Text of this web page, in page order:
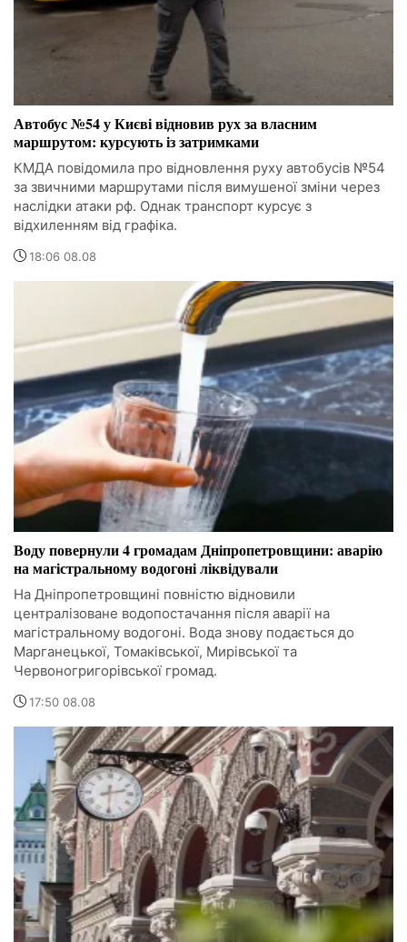
Автобус №54 у Києві відновив рух за власним
маршрутом: курсують із затримками
КМДА повідомила про відновлення руху автобусів №54
за звичними маршрутами після вимушеної зміни через
наслідки атаки рф. Однак транспорт курсує з
відхиленням від графіка.
18:06 08.08
Воду повернули 4 громадам Дніпропетровщини: аварію
на магістральному водогоні ліквідували
На Дніпропетровщині повністю відновили
централізоване водопостачання після аварії на
магістральному водогоні. Вода знову подається до
Марганецької, Томаківської, Мирівської та
Червоногригорівської громад.
17:50 08.08